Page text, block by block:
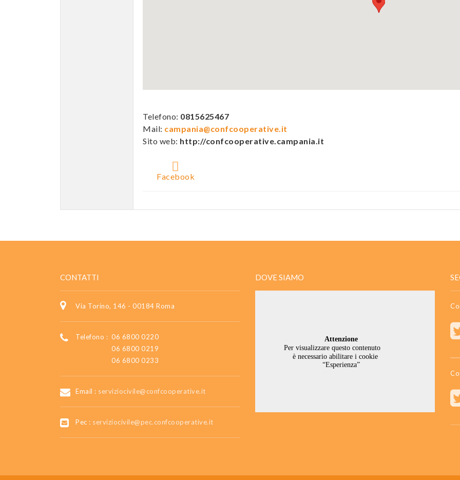
Telefono: 0815625467
Mail: campania@confcooperative.it
Sito web: http://confcooperative.campania.it
Facebook
CONTATTI
Via Torino, 146 - 00184 Roma
Telefono : 06 6800 0220
06 6800 0219
06 6800 0233
Email : serviziocivile@confcooperative.it
Pec : serviziocivile@pec.confcooperative.it
DOVE SIAMO